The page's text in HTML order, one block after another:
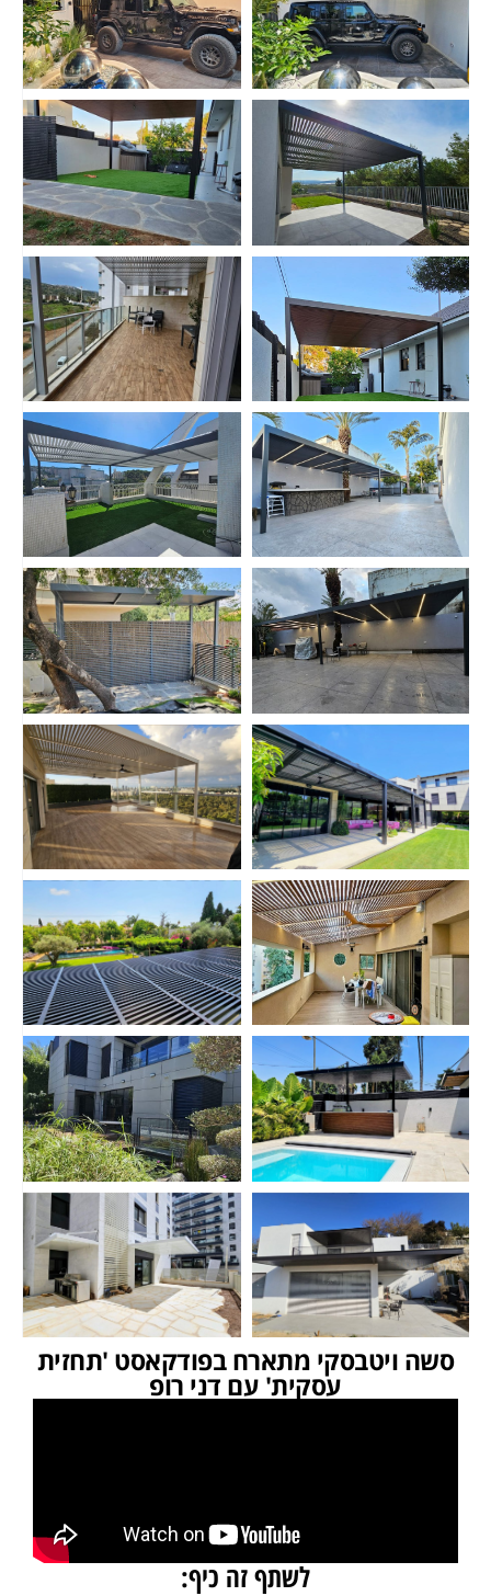
סשה ויטבסקי מתארח בפודקאסט 'תחזית
עסקית' עם דני רופ
לשתף זה כיף: